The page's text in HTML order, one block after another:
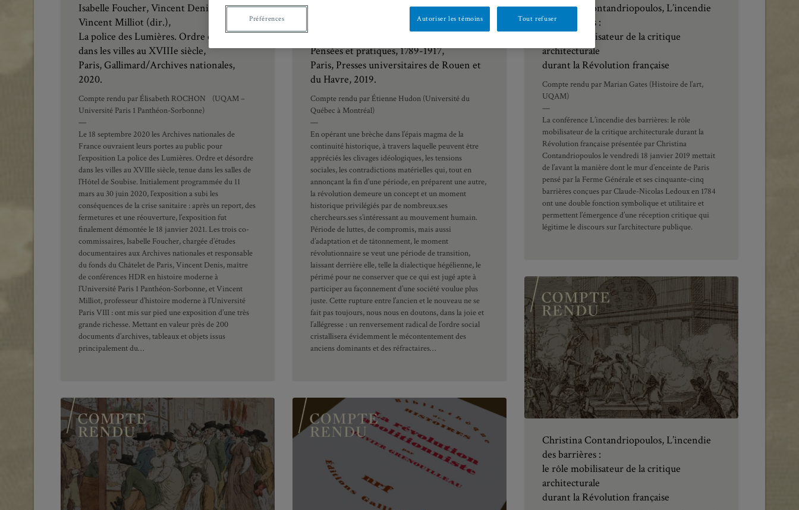
Isabelle Foucher, Vincent Denis et
Vincent Milliot (dir.),
La police des Lumières. Ordre et désordre
dans les villes au XVIIIe siècle,
Paris, Gallimard/Archives nationales,
2020.
Compte rendu par Élisabeth ROCHON (UQAM –
Université Paris 1 Panthéon-Sorbonne)
—
Le 18 septembre 2020 les Archives nationales de
France ouvraient leurs portes au public pour
l’exposition La police des Lumières. Ordre et désordre
dans les villes au XVIIIe siècle, tenue dans les salles de
l’Hôtel de Soubise. Initialement programmée du 11
mars au 30 juin 2020, l’exposition a subi les
conséquences de la crise sanitaire : après un report, des
fermetures et une réouverture, l’exposition fut
finalement démontée le 18 janvier 2021. Les trois co-
commissaires, Isabelle Foucher, chargée d’études
documentaires aux Archives nationales et responsable
du fonds du Châtelet de Paris, Vincent Denis, maître
de conférences HDR en histoire moderne à
l’Université Paris 1 Panthéon-Sorbonne, et Vincent
Milliot, professeur d’histoire moderne à l’Université
Paris VIII : ont mis sur pied une exposition d’une très
grande richesse. Mettant en valeur près de 200
documents d’archives, tableaux et objets issus
principalement du…
Michel Biard et Jean-Numa Ducange
Pensées et pratiques, 1789-1917,
Paris, Presses universitaires de Rouen et
du Havre, 2019.
Compte rendu par Étienne Hudon (Université du
Québec à Montréal)
—
En opérant une brèche dans l’épais magma de la
continuité historique, à travers laquelle peuvent être
appréciés les clivages idéologiques, les tensions
sociales, les contradictions matérielles qui, tout en
annonçant la fin d’une période, en préparent une autre,
la révolution demeure un concept et un moment
historique privilégiés par de nombreux.ses
chercheurs.ses s’intéressant au mouvement humain.
Période de luttes, de compromis, mais aussi
d’adaptation et de tâtonnement, le moment
révolutionnaire se veut une période de transition,
laissant derrière elle, telle la dialectique hégélienne, le
périmé pour ne conserver que ce qui est jugé apte à
participer au façonnement d’une société voulue plus
juste. Cette rupture entre l’ancien et le nouveau ne se
fait pas toujours, nous nous en doutons, dans la joie et
l’allégresse : un renversement radical de l’ordre social
cristallisera évidemment le mécontentement des
anciens dominants et des réfractaires…
Christina Contandriopoulos, L’incendie
des barrières :
le rôle mobilisateur de la critique
architecturale
durant la Révolution française
Compte rendu par Marian Gates (Histoire de l’art,
UQAM)
—
La conférence L’incendie des barrières: le rôle
mobilisateur de la critique architecturale durant la
Révolution française présentée par Christina
Contandriopoulos le vendredi 18 janvier 2019 mettait
de l’avant la manière dont le mur d’enceinte de Paris
pensé par la Ferme Générale et ses cinquante-cinq
barrières conçues par Claude-Nicolas Ledoux en 1784
ont une double fonction symbolique et utilitaire et
permettent l’émergence d’une réception critique qui
légitime le discours sur l’architecture publique.
Christina Contandriopoulos, L’incendie
des barrières :
le rôle mobilisateur de la critique
architecturale
durant la Révolution française
Tout refuser
Autoriser les témoins
Préférences